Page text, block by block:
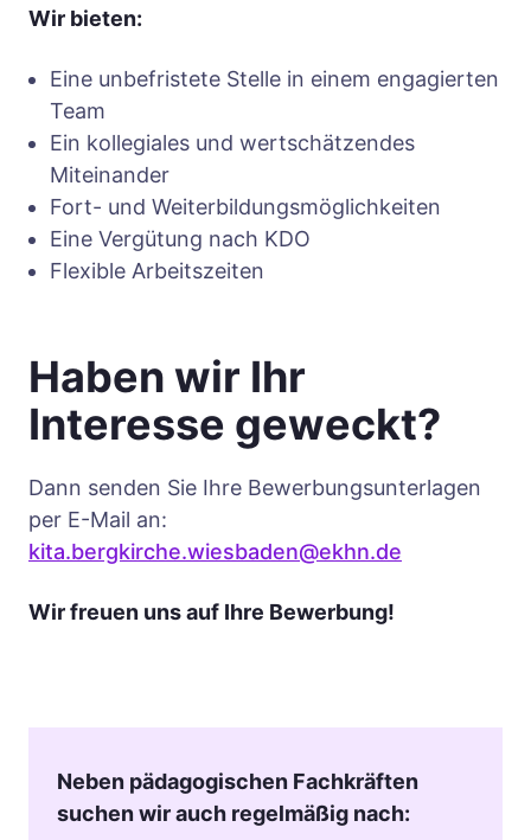
Wir bieten:
Eine unbefristete Stelle in einem engagierten
Team
Ein kollegiales und wertschätzendes
Miteinander
Fort- und Weiterbildungsmöglichkeiten
Eine Vergütung nach KDO
Flexible Arbeitszeiten
Haben wir Ihr
Interesse geweckt?
Dann senden Sie Ihre Bewerbungsunterlagen
per E-Mail an:
kita.bergkirche.wiesbaden@ekhn.de
Wir freuen uns auf Ihre Bewerbung!
Neben pädagogischen Fachkräften
suchen wir auch regelmäßig nach: